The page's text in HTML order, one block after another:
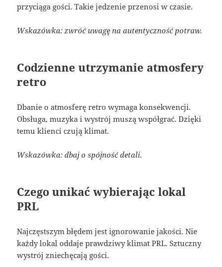
przyciąga gości. Takie jedzenie przenosi w czasie.
Wskazówka: zwróć uwagę na autentyczność potraw.
Codzienne utrzymanie atmosfery
retro
Dbanie o atmosferę retro wymaga konsekwencji.
Obsługa, muzyka i wystrój muszą współgrać. Dzięki
temu klienci czują klimat.
Wskazówka: dbaj o spójność detali.
Czego unikać wybierając lokal
PRL
Najczęstszym błędem jest ignorowanie jakości. Nie
każdy lokal oddaje prawdziwy klimat PRL. Sztuczny
wystrój zniechęcają gości.